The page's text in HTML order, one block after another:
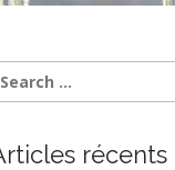
récents